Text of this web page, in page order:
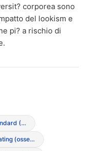
corporea sono
del lookism e
pi? a rischio di
Beauty Standard (Standard di bellezza)
Clean Eating (ossessione culturale per il cibo “puro”)